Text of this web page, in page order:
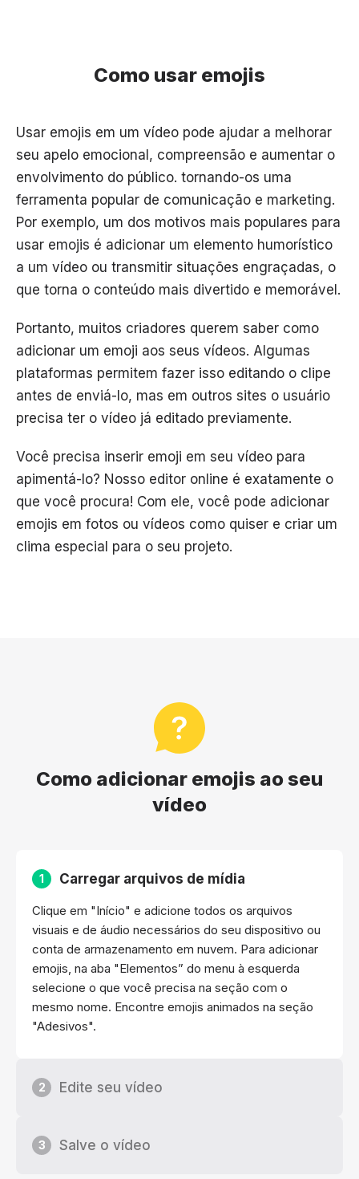
Como usar emojis
Usar emojis em um vídeo pode ajudar a melhorar
seu apelo emocional, compreensão e aumentar o
envolvimento do público. tornando-os uma
ferramenta popular de comunicação e marketing.
Por exemplo, um dos motivos mais populares para
usar emojis é adicionar um elemento humorístico
a um vídeo ou transmitir situações engraçadas, o
que torna o conteúdo mais divertido e memorável.
Portanto, muitos criadores querem saber como
adicionar um emoji aos seus vídeos. Algumas
plataformas permitem fazer isso editando o clipe
antes de enviá-lo, mas em outros sites o usuário
precisa ter o vídeo já editado previamente.
Você precisa inserir emoji em seu vídeo para
apimentá-lo? Nosso editor online é exatamente o
que você procura! Com ele, você pode adicionar
emojis em fotos ou vídeos como quiser e criar um
clima especial para o seu projeto.
Como adicionar emojis ao seu
vídeo
1 Carregar arquivos de mídia
Clique em "Início" e adicione todos os arquivos
visuais e de áudio necessários do seu dispositivo ou
conta de armazenamento em nuvem. Para adicionar
emojis, na aba "Elementos” do menu à esquerda
selecione o que você precisa na seção com o
mesmo nome. Encontre emojis animados na seção
"Adesivos".
2 Edite seu vídeo
3 Salve o vídeo